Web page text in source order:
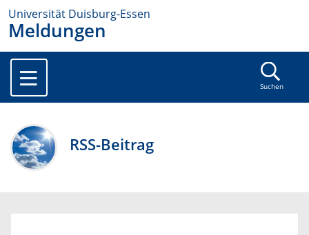
Universität Duisburg-Essen
Meldungen
Suchen
RSS-Beitrag